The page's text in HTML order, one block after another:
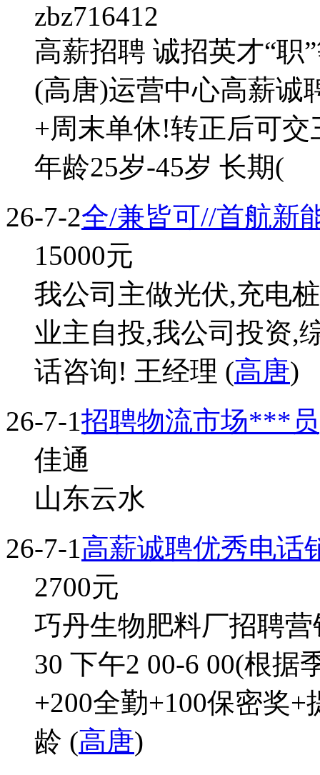
zbz716412
高薪招聘 诚招英才“职
(高唐)运营中心高薪诚
+周末单休!转正后可
年龄25岁-45岁 长期(
26-7-2全/兼皆可//首航新
15000元
我公司主做光伏,充电
业主自投,我公司投资,
话咨询! 王经理 (高唐)
26-7-1招聘物流市场***员
佳通
山东云水
26-7-1高薪诚聘优秀电话
2700元
巧丹生物肥料厂招聘
30 下午2 00-6 00(根据
+200全勤+100保密奖
龄 (高唐)